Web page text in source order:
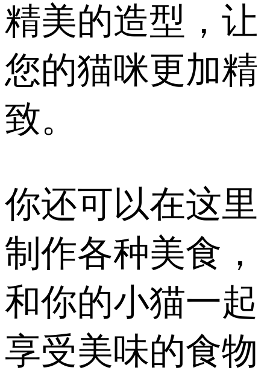
精美的造型，让
您的猫咪更加精
致。
你还可以在这里
制作各种美食，
和你的小猫一起
享受美味的食物